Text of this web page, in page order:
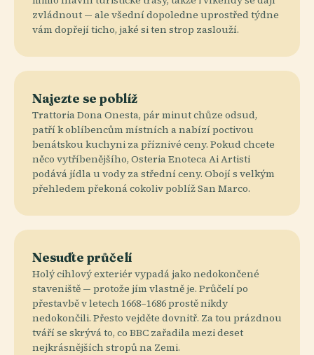
zvládnout — ale všední dopoledne uprostřed týdne
vám dopřejí ticho, jaké si ten strop zaslouží.
Najezte se poblíž
Trattoria Dona Onesta, pár minut chůze odsud,
patří k oblíbencům místních a nabízí poctivou
benátskou kuchyni za příznivé ceny. Pokud chcete
něco vytříbenějšího, Osteria Enoteca Ai Artisti
podává jídla u vody za střední ceny. Obojí s velkým
přehledem překoná cokoliv poblíž San Marco.
Nesuďte průčelí
Holý cihlový exteriér vypadá jako nedokončené
staveniště — protože jím vlastně je. Průčelí po
přestavbě v letech 1668–1686 prostě nikdy
nedokončili. Přesto vejděte dovnitř. Za tou prázdnou
tváří se skrývá to, co BBC zařadila mezi deset
nejkrásnějších stropů na Zemi.